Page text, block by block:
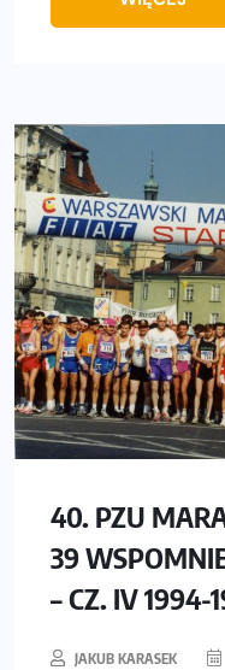
40. PZU
39
– CZ. IV 1994-
JAKUB KARASEK